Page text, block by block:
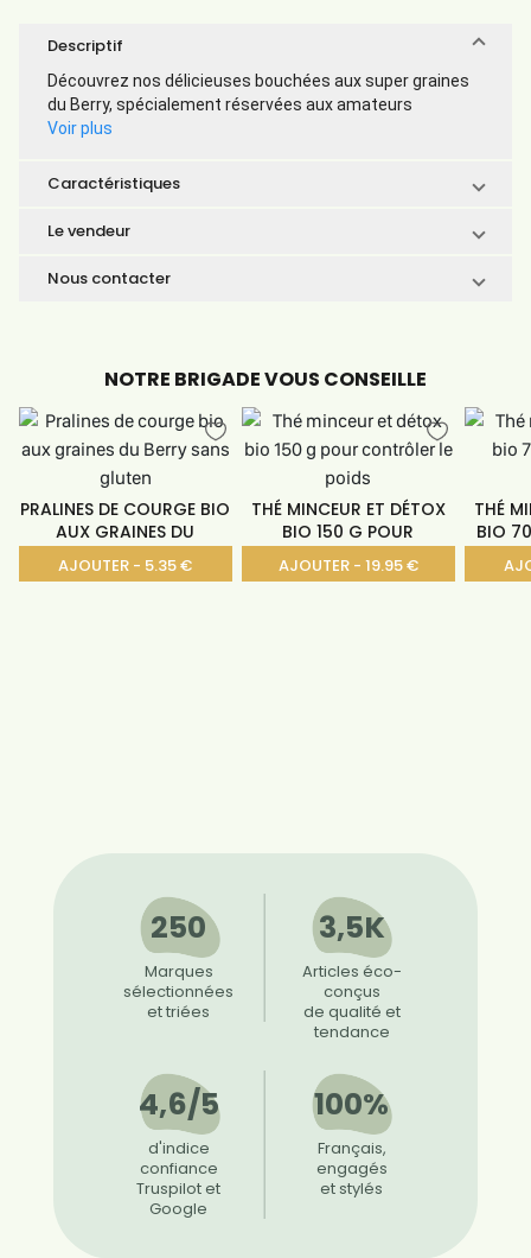
Descriptif
Découvrez nos délicieuses bouchées aux super graines
du Berry, spécialement réservées aux amateurs
Voir plus
Caractéristiques
Le vendeur
Nous contacter
NOTRE BRIGADE VOUS CONSEILLE
PRALINES DE COURGE BIO
AUX GRAINES DU
AJOUTER - 5.35 €
THÉ MINCEUR ET DÉTOX
BIO 150 G POUR
AJOUTER - 19.95 €
THÉ
BIO
250
Marques
sélectionnées
et triées
3,5K
Articles éco-
conçus
de qualité et
tendance
4,6/5
d'indice
confiance
Truspilot et
Google
100%
Français,
engagés
et stylés